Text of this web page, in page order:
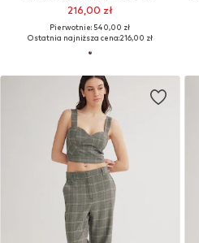
216,00 zł
Pierwotnie: 540,00 zł
Ostatnia najniższa cena:216,00 zł